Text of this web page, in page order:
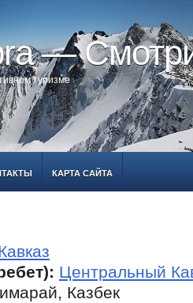
—
туризме
КАРТА САЙТА
Центральный
Казбек